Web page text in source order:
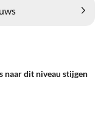
naar dit niveau stijgen